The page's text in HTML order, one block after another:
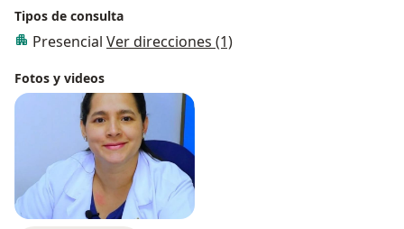
Tipos de consulta
Presencial Ver direcciones (1)
Fotos y videos